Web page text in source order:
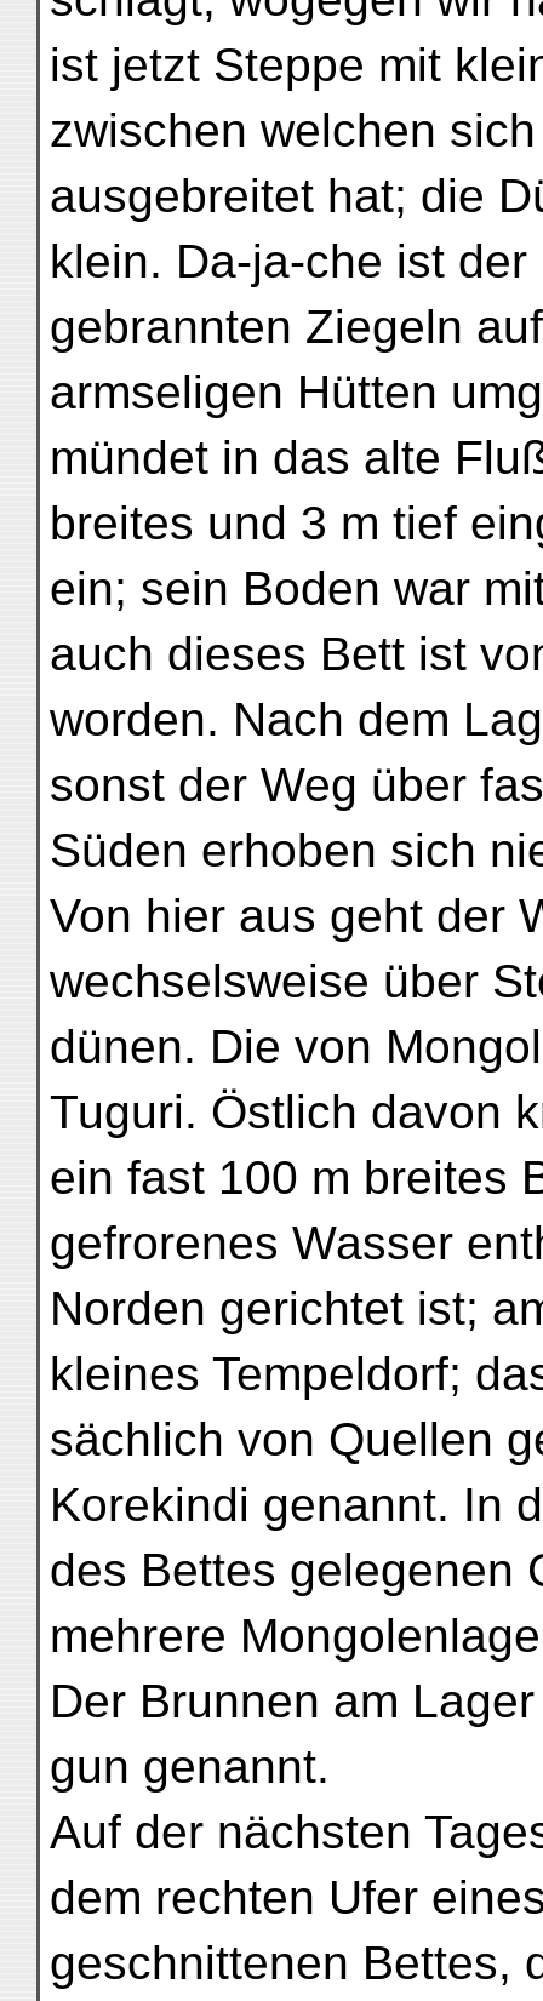
ist jetzt Steppe mit
zwischen welchen
ausgebreitet hat; die
klein. Da-ja-che ist
gebrannten Ziegeln
armseligen Hütten
mündet in das alte
breites und 3 m tief
ein; sein Boden war
auch dieses Bett ist
worden. Nach dem
sonst der Weg über
Süden erhoben sich
Von hier aus geht der
wechselsweise über
dünen. Die von
Tuguri. Östlich davon
ein fast 100 m breites
gefrorenes Wasser
Norden gerichtet ist;
kleines Tempeldorf;
sächlich von Quellen
Korekindi genannt. In
des Bettes gelegenen
mehrere
Der Brunnen am
gun genannt.
Auf der nächsten
dem rechten Ufer
geschnittenen Bettes,